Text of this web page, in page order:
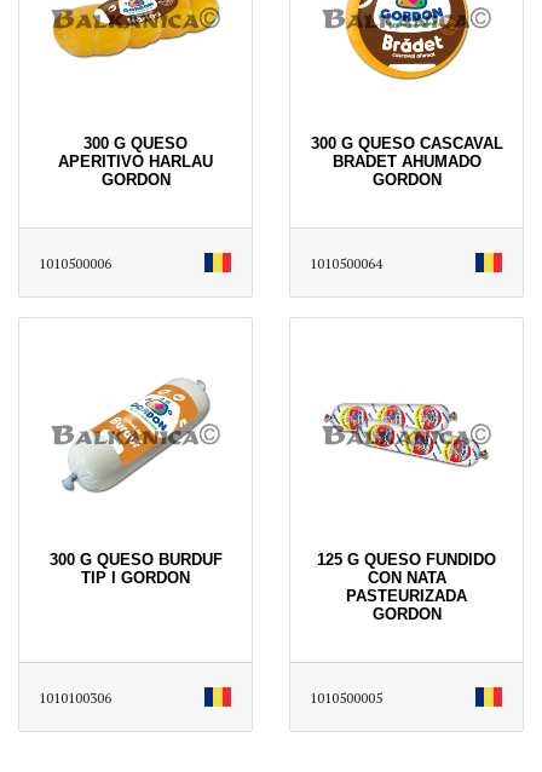
300 G QUESO
APERITIVO HARLAU
GORDON
1010500006
300 G QUESO CASCAVAL
BRADET AHUMADO
GORDON
1010500064
300 G QUESO BURDUF
TIP I GORDON
1010100306
125 G QUESO FUNDIDO
CON NATA
PASTEURIZADA
GORDON
1010500005